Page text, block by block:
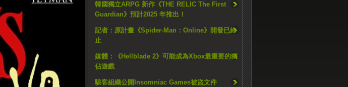
韓國獨立ARPG 新作《THE RELIC The First
Guardian》預計2025 年推出！
記者：原計畫《Spider-Man：Online》開發已終
止
媒體：《Hellblade 2》可能成為Xbox最重要的獨
佔遊戲
駭客組織公開Insomniac Games被盜文件